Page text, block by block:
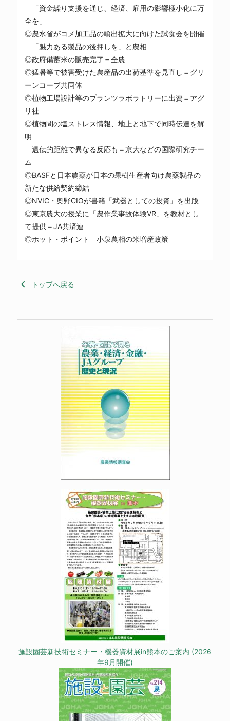
「資金繰り支援を通じ、経済、雇用の影響極小化に万
全を」
◎農水省がコメ加工品の輸出拡大に向けた試食会を開催
「魅力ある製品の後押しを」と農相
◎政府備蓄米の販売完了＝全農
◎猛暑等で被害受けた農産品の出荷基準を見直し＝グリ
ーンコープ共同体
◎植物工場設計等のプランツラボラトリーに出資＝アグ
リ社
◎植物間の塩ストレス情報、地上と地下で同時伝達を解
明
遺伝的距離で異なる反応も＝京大などの国際研究チー
ム
◎BASFと日本農薬が日本の果樹生産者向け農薬製品の
新たな供給契約締結
◎NVIC・奥野CIOが書籍「武器としての投資」を出版
◎東京農大の授業に「農作業事故体験VR」を教材とし
て提供＝JA共済連
◎ホット・ポイント 小泉農相の米増産政策
keyboard_arrow_left トップへ戻る
施設園芸新技術セミナー・機器資材展in熊本のご案内 (2026
年9月開催)